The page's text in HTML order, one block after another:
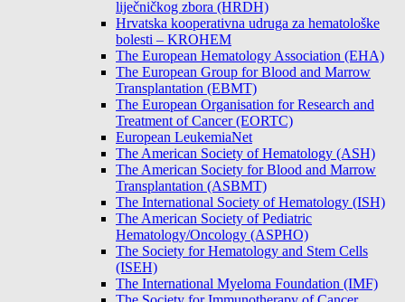
liječničkog zbora (HRDH)
Hrvatska kooperativna udruga za hematološke
bolesti – KROHEM
The European Hematology Association (EHA)
The European Group for Blood and Marrow
Transplantation (EBMT)
The European Organisation for Research and
Treatment of Cancer (EORTC)
European LeukemiaNet
The American Society of Hematology (ASH)
The American Society for Blood and Marrow
Transplantation (ASBMT)
The International Society of Hematology (ISH)
The American Society of Pediatric
Hematology/Oncology (ASPHO)
The Society for Hematology and Stem Cells
(ISEH)
The International Myeloma Foundation (IMF)